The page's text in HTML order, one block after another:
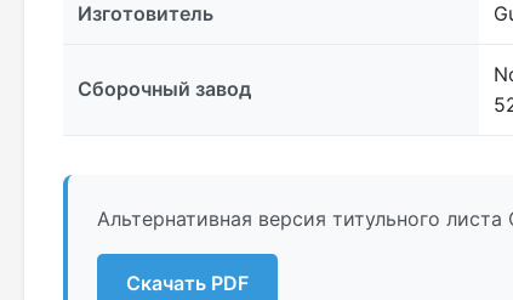
Изготовитель
Сборочный завод
Альтернативная версия титульного
Скачать PDF